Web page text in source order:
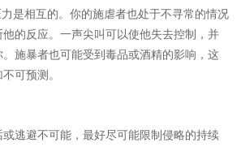
是相互的。你的施虐者也处于不寻常的情况
的反应。一声尖叫可以使他失去控制，并
施暴者也可能受到毒品或酒精的影响，这
可预测。
逃避不可能，最好尽可能限制侵略的持续